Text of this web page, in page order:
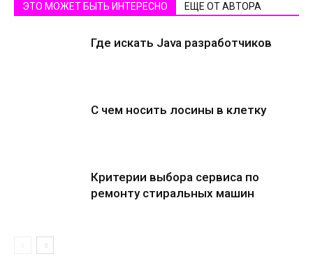
ЭТО МОЖЕТ БЫТЬ ИНТЕРЕСНО ЕЩЕ ОТ АВТОРА
Где искать Java разработчиков
С чем носить лосины в клетку
Критерии выбора сервиса по
ремонту стиральных машин